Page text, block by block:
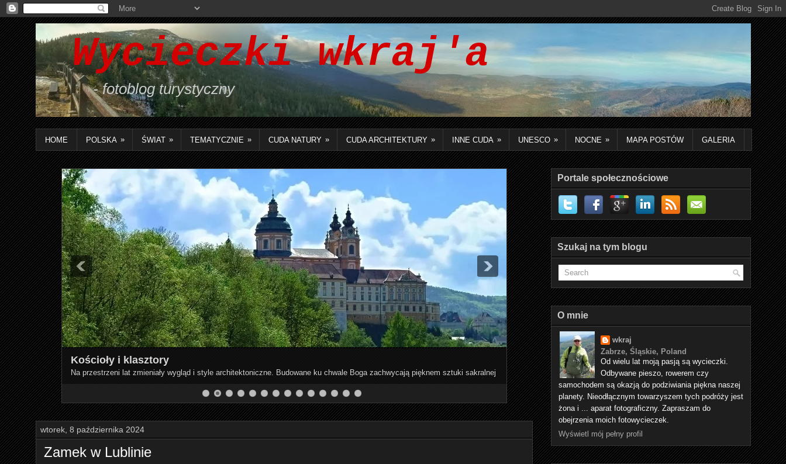
Wycieczki wkraj'a
- fotoblog turystyczny
HOME POLSKA » ŚWIAT » TEMATYCZNIE » CUDA NATURY » CUDA ARCHITEKTURY » INNE CUDA » UNESCO » NOCNE » MAPA POSTÓW GALERIA
Kościoły i klasztory
Na przestrzeni lat zmieniały wygląd i style architektoniczne. Budowane ku chwale Boga zachwycają pięknem sztuki sakralnej
9 10 11 12 13
wtorek, 8 października 2024
Zamek w Lublinie
Portale społecznościowe
Szukaj na tym blogu
O mnie
wkraj
Zabrze, Śląskie, Poland
Od wielu lat moją pasją są wycieczki.
Odbywane pieszo, rowerem czy
samochodem są okazją do podziwiania piękna naszej
planety. Nieodłącznym towarzyszem tych podróży jest
żona i ... aparat fotograficzny. Zapraszam do
obejrzenia moich fotowycieczek.
Wyświetl mój pełny profil